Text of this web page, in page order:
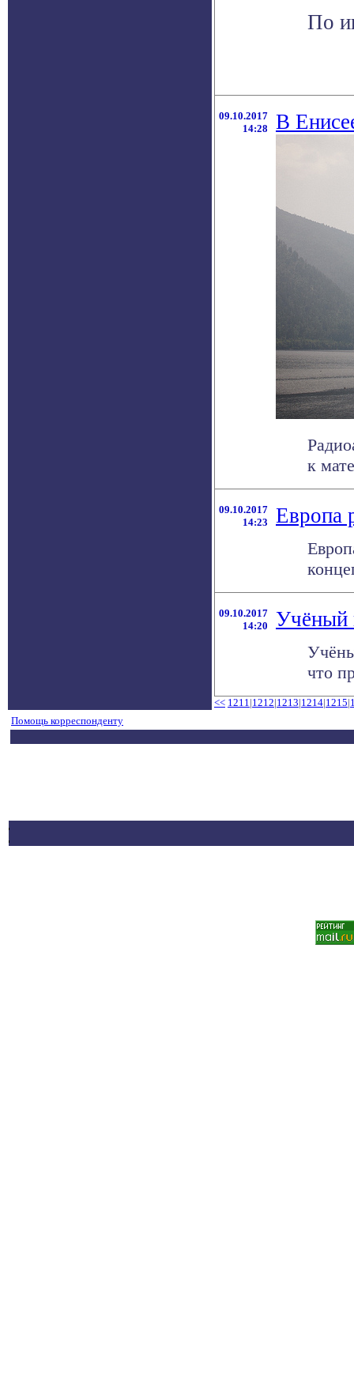
По
09.10.2017
14:28
В
к
09.10.2017
14:23
Европа
09.10.2017
14:20
Учёный
что
<< 1211|1212|1213|1214|1215|
Помощь корреспонденту